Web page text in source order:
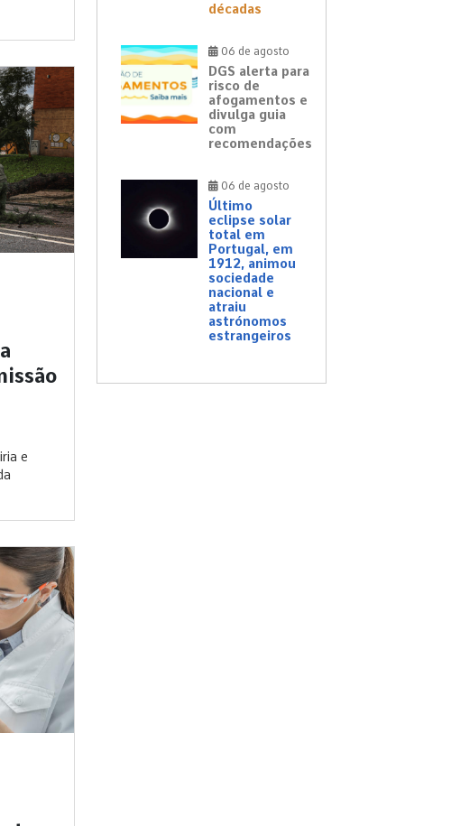
e
décadas
06 de agosto
DGS alerta para
risco de
afogamentos e
divulga guia
com
recomendações
06 de agosto
Último
eclipse solar
total em
Portugal, em
1912, animou
sociedade
nacional e
atraiu
astrónomos
estrangeiros